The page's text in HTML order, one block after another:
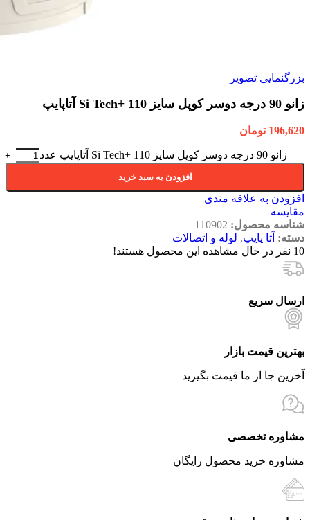
بزرگنمایی تصویر
زانو 90 درجه دوسر کوپل سایز 110 +Si Tech آتاپایپ
196,620 تومان
زانو 90 درجه دوسر کوپل سایز 110 +Si Tech آتاپایپ عدد
افزودن به سبد خرید
افزودن به علاقه مندی
مقایسه
شناسه محصول: 110902
دسته: آتا پایپ, لوله و اتصالات
10 نفر در حال مشاهده این محصول هستند!
ارسال سریع
بهترین قیمت بازار
آخرین جا از ما قیمت بگیرید
مشاوره تخصصی
مشاوره خرید محصول رایگان